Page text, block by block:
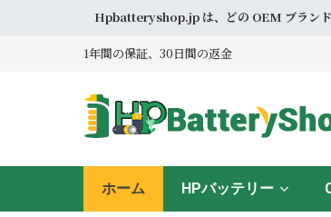
Hpbatteryshop.jp は、どの OEM ブランド
1年間の保証、30日間の返金
ホーム HPバッテリー